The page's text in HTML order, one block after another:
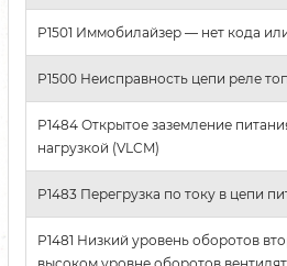
P1501 Иммобилайзер — нет кода
P1500 Неисправность цепи реле
P1484 Открытое заземление
нагрузкой (VLCM)
P1483 Перегрузка по току в цепи
P1481 Низкий уровень оборотов